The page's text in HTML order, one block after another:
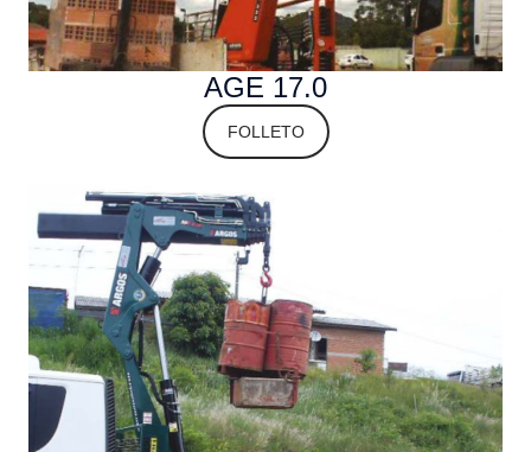
AGE 17.0
FOLLETO